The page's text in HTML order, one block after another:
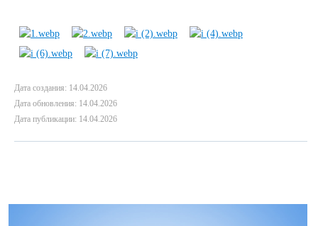
Дата создания: 14.04.2026
Дата обновления: 14.04.2026
Дата публикации: 14.04.2026